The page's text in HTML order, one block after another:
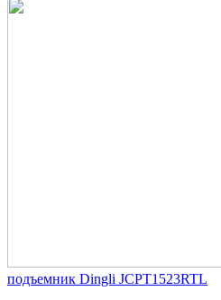
подъемник Dingli JCPT1523RTL